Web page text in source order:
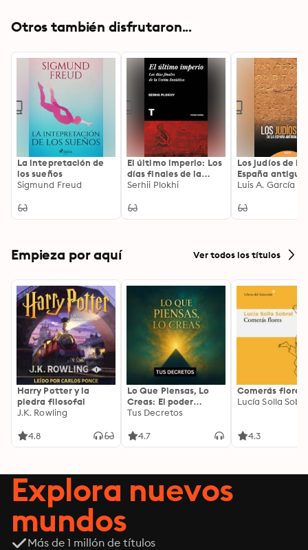
Otros también disfrutaron...
La intepretación de
los sueños
Sigmund Freud
El último imperio: Los
días finales de la
Unión Soviética
Serhii Plokhi
Los judíos de la
España antigua
Luis A. García
Empieza por aquí Ver todos los títulos
Harry Potter y la
piedra filosofal
J.K. Rowling
4.8
Lo Que Piensas, Lo
Creas: El poder
invisible de tus
tu energía para
Tus Decretos
4.7
Comerás flores
Lucía Solla
4.3
Explora nuevos
mundos
Más de 1 millón de títulos